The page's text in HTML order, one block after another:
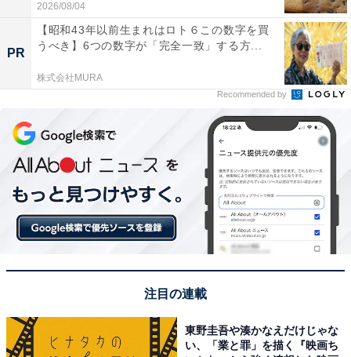
れます」と書かれているように、パッケージを開けてそ
のまま食べることができます。
シャウエッセンが好きな人は、ぜひ加熱せずにそのまま
2026/08/04
PR
【昭和43年以前生まれはロト６この数字を買
うべき】6つの数字が「完全一致」する方...
株式会社MURA
Recommended by
注目の連載
東野圭吾や湊かなえだけじゃな
い、「業と罪」を描く『映画ち